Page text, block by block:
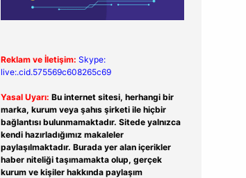
Reklam ve İletişim: Skype:
live:.cid.575569c608265c69
Yasal Uyarı: Bu internet sitesi, herhangi bir
marka, kurum veya şahıs şirketi ile hiçbir
bağlantısı bulunmamaktadır. Sitede yalnızca
kendi hazırladığımız makaleler
paylaşılmaktadır. Burada yer alan içerikler
haber niteliği taşımamakta olup, gerçek
kurum ve kişiler hakkında paylaşım